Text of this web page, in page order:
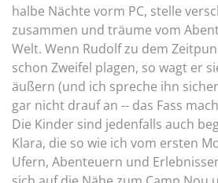
halbe Nächte vorm PC, stelle
zusammen und träume vom
Welt. Wenn Rudolf zu dem
schon Zweifel plagen, so wagt er
äußern (und ich spreche ihn
gar nicht drauf an -- das Fass
Die Kinder sind jedenfalls auch
Klara, die so wie ich vom ersten
Ufern, Abenteuern und